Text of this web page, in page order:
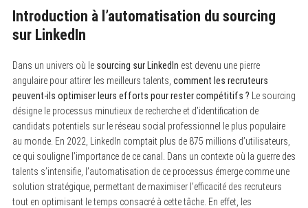
Introduction à l’automatisation du sourcing
sur LinkedIn
Dans un univers où le sourcing sur LinkedIn est devenu une pierre
angulaire pour attirer les meilleurs talents, comment les recruteurs
peuvent-ils optimiser leurs efforts pour rester compétitifs ? Le sourcing
désigne le processus minutieux de recherche et d’identification de
candidats potentiels sur le réseau social professionnel le plus populaire
au monde. En 2022, LinkedIn comptait plus de 875 millions d’utilisateurs,
ce qui souligne l’importance de ce canal. Dans un contexte où la guerre des
talents s’intensifie, l’automatisation de ce processus émerge comme une
solution stratégique, permettant de maximiser l’efficacité des recruteurs
tout en optimisant le temps consacré à cette tâche. En effet, les